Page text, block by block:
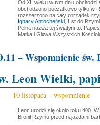
Od XII wieku w tym dniu obchodzi
obchodzono początkowo tylko w
rozszerzono na cały obrządek
Ignacy Antiocheński, List do
Pełna nazwa tej świątyni to:
Matka i Głowa Wszystkich
– Wspomnienie św.
Leon Wielki,
10 listopada – wspomnienie
Leon urodził się około roku 400.
Bronił Rzymu przed najazdami